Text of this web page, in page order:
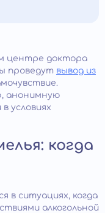
центре доктора
проведут вывод из
анонимную
условиях
когда
в ситуациях, когда
алкогольной